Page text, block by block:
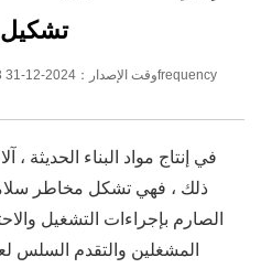
كاتب：优化 وقت الإصدار：2024-12-31 19:09:23 الآراء：137frequency
في إنتاج مواد البناء الحديثة
ذلك ، فهي تشكل مخاطر سلامة
الصارم بإجراءات التشغيل
المشغلين والتقدم السلس